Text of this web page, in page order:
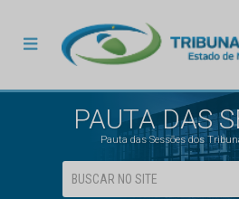
PAUTA DAS
Pauta das Sessões dos